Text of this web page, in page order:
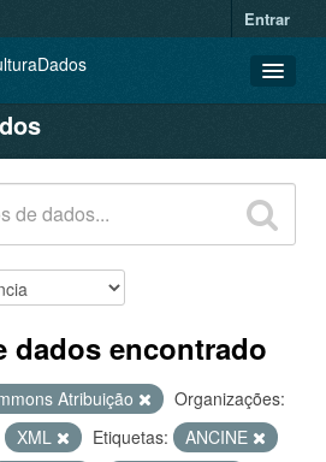
Entrar
dados encontrado
Atribuição
Organizações:
XML Etiquetas:
ANCINE